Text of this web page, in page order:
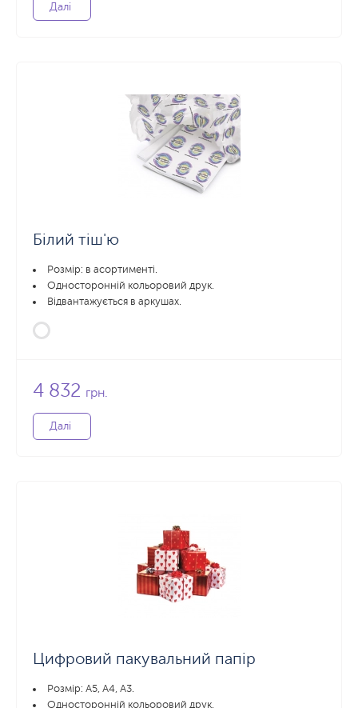
Далі
Білий тіш'ю
Розмір: в асортименті.
Односторонній кольоровий друк.
Відвантажується в аркушах.
4 832 грн.
Далі
Цифровий пакувальний папір
Розмір: А5, А4, А3.
Односторонній кольоровий друк.